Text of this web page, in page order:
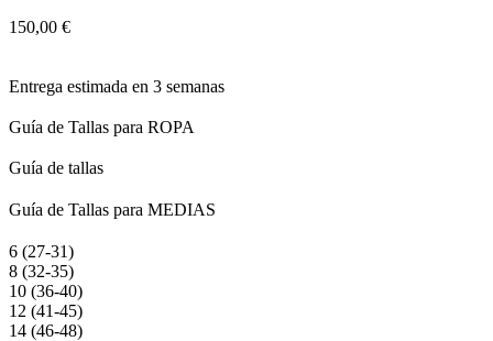
150,00 €
Entrega estimada en 3 semanas
Guía de Tallas para ROPA
Guía de tallas
Guía de Tallas para MEDIAS
6 (27-31)
8 (32-35)
10 (36-40)
12 (41-45)
14 (46-48)